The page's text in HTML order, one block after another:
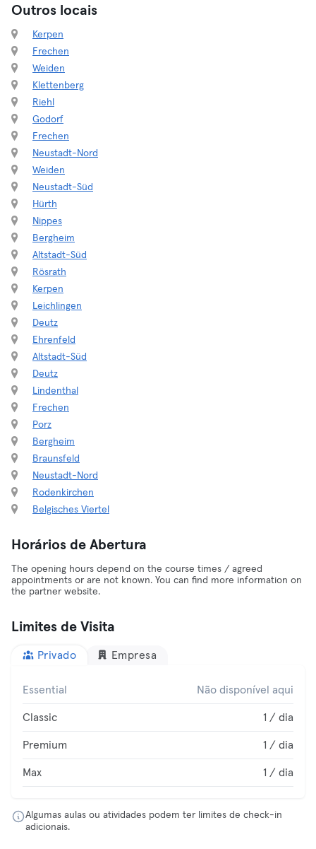
Outros locais
Kerpen
Frechen
Weiden
Klettenberg
Riehl
Godorf
Frechen
Neustadt-Nord
Weiden
Neustadt-Süd
Hürth
Nippes
Bergheim
Altstadt-Süd
Rösrath
Kerpen
Leichlingen
Deutz
Ehrenfeld
Altstadt-Süd
Deutz
Lindenthal
Frechen
Porz
Bergheim
Braunsfeld
Neustadt-Nord
Rodenkirchen
Belgisches Viertel
Horários de Abertura
The opening hours depend on the course times / agreed
appointments or are not known. You can find more information on
the partner website.
Limites de Visita
Privado Empresa
Essential Não disponível aqui
Classic 1 / dia
Premium 1 / dia
Max 1 / dia
Algumas aulas ou atividades podem ter limites de check-in
adicionais.